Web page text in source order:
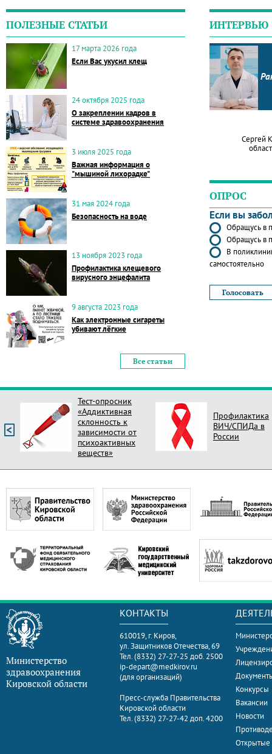
ПОЛЕЗНЫЕ СТАТЬИ
17 марта 2026 года
Если Вас укусил клещ
24 октября 2025 года
О закреплении кадров в
системе здравоохранения
3 июля 2025 года
Важная информация о
"мышиной лихорадке"
31 мая 2024 года
Безопасность на воде
13 ноября 2023 года
Профилактика клещевого
вирусного энцефалита
9 августа 2023 года
Как электронные сигареты
убивают лёгкие
Все статьи
ИНТЕРВЬЮ
Сергей
ОПРОС
Если вы
Обращусь в
Обращусь в
В
самостоятельно
Тест-опросник
«Аддиктивная
склонность к
зависимости от
психоактивных
веществ»
Профилактика
ВИЧ/СПИДа в
России
Министерство
здравоохранения
Кировской области
КОНТАКТЫ
610019, г. Киров,
ул. Защитников Отечества, 69
Тел. (8332) 27-27-25 доб. 2500
ip-depart@medkirov.ru
(для организаций)
Пресс-служба Правительства
Кировской области
Тел. (8332) 27-27-42 доп. 4200
Конкурсы
Вакансии
Новости